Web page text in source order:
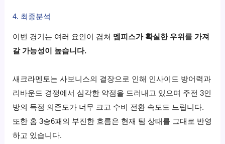
4. 최종분석
이번 경기는 여러 요인이 겹쳐 멤피스가 확실한 우위를 가져
갈 가능성이 높습니다.
새크라멘토는 사보니스의 결장으로 인해 인사이드 방어력과
리바운드 경쟁에서 심각한 약점을 드러내고 있으며 주전 3인
방의 득점 의존도가 너무 크고 수비 전환 속도도 느립니다.
또한 홈 3승6패의 부진한 흐름은 현재 팀 상태를 그대로 반영
하고 있습니다.